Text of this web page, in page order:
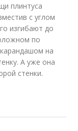
плинтуса
с углом
изгибают до
по
на
А уже она
стенки.